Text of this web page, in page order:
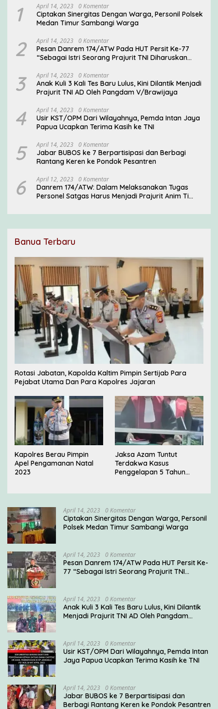
1 April 14, 2023 0 Komentar
Ciptakan Sinergitas Dengan Warga, Personil Polsek
Medan Timur Sambangi Warga
2 April 14, 2023 0 Komentar
Pesan Danrem 174/ATW Pada HUT Persit Ke-77
“Sebagai Istri Seorang Prajurit TNI Diharuskan
3 April 14, 2023 0 Komentar
Anak Kuli 3 Kali Tes Baru Lulus, Kini Dilantik Menjadi
Prajurit TNI AD Oleh Pangdam V/Brawijaya
4 April 14, 2023 0 Komentar
Usir KST/OPM Dari Wilayahnya, Pemda Intan Jaya
Papua Ucapkan Terima Kasih ke TNI
5 April 14, 2023 0 Komentar
Jabar BUBOS ke 7 Berpartisipasi dan Berbagi
Rantang Keren ke Pondok Pesantren
6 April 12, 2023 0 Komentar
Danrem 174/ATW: Dalam Melaksanakan Tugas
Personel Satgas Harus Menjadi Prajurit Anim Ti
Banua Terbaru
Rotasi Jabatan, Kapolda Kaltim Pimpin Sertijab Para
Pejabat Utama Dan Para Kapolres Jajaran
Kapolres Berau Pimpin
Apel Pengamanan Natal
2023
Jaksa Azam Tuntut
Terdakwa Kasus
Penggelapan 5 Tahun
April 14, 2023 0 Komentar
Ciptakan Sinergitas Dengan Warga, Personil
Polsek Medan Timur Sambangi Warga
April 14, 2023 0 Komentar
Pesan Danrem 174/ATW Pada HUT Persit Ke-
77 “Sebagai Istri Seorang Prajurit TNI
April 14, 2023 0 Komentar
Anak Kuli 3 Kali Tes Baru Lulus, Kini Dilantik
Menjadi Prajurit TNI AD Oleh Pangdam
April 14, 2023 0 Komentar
Usir KST/OPM Dari Wilayahnya, Pemda Intan
Jaya Papua Ucapkan Terima Kasih ke TNI
April 14, 2023 0 Komentar
Jabar BUBOS ke 7 Berpartisipasi dan
Berbagi Rantang Keren ke Pondok Pesantren